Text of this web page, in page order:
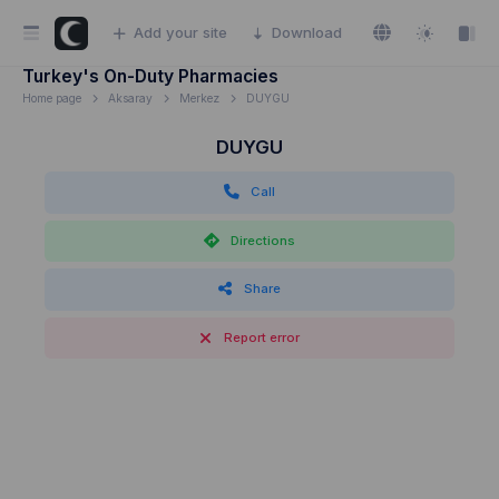
Add your site Download
Turkey's On-Duty Pharmacies
Home page Aksaray Merkez DUYGU
DUYGU
Call
Directions
Share
Report error